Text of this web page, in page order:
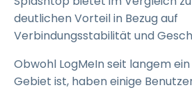
deutlichen Vorteil in Bezug auf
Verbindungsstabilität und
Obwohl LogMeIn seit langem
Gebiet ist, haben einige